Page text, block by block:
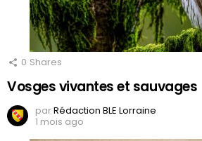
0 Shares
Vosges vivantes et sauvages
parRédaction BLE Lorraine
1 mois ago